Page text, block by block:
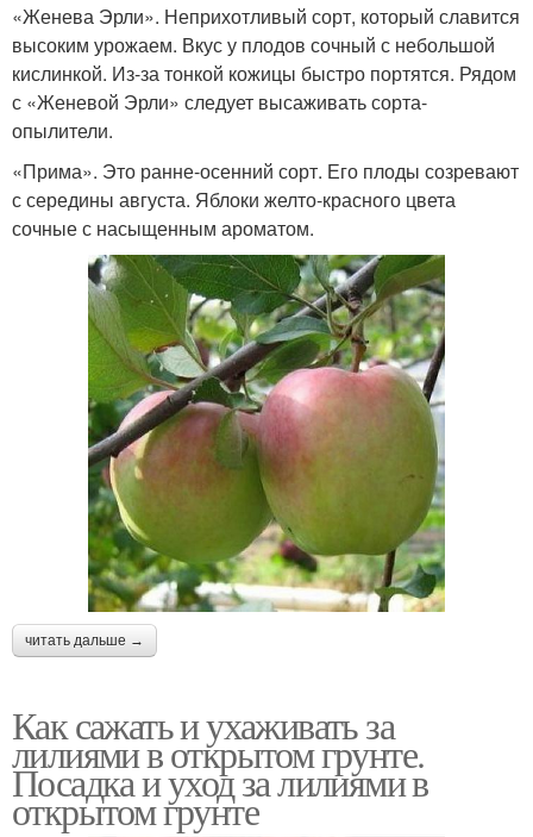
«Женева Эрли». Неприхотливый сорт, который славится
высоким урожаем. Вкус у плодов сочный с небольшой
кислинкой. Из-за тонкой кожицы быстро портятся. Рядом
с «Женевой Эрли» следует высаживать сорта-
опылители.
«Прима». Это ранне-осенний сорт. Его плоды созревают
с середины августа. Яблоки желто-красного цвета
сочные с насыщенным ароматом.
читать дальше →
Как сажать и ухаживать за
лилиями в открытом грунте.
Посадка и уход за лилиями в
открытом грунте